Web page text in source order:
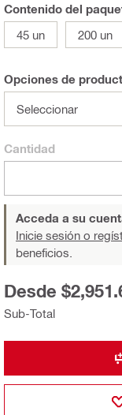
Contenido del
45 un
200 un
Opciones de
Seleccionar
Cantidad
Acceda a su
Inicie sesión o
beneficios.
Sub-Total
Desde